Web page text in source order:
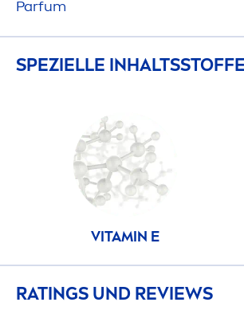
Parfum
SPEZIELLE INHALTSSTOFFE
VITAMIN E
RATINGS UND REVIEWS